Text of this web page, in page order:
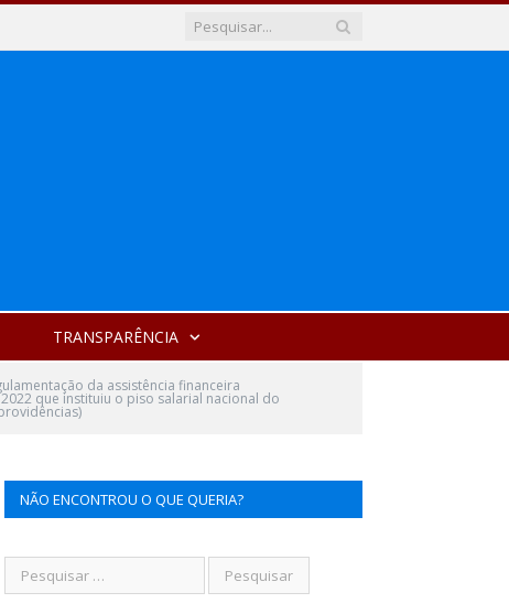
TRANSPARÊNCIA
da assistência financeira
que instituiu o piso salarial nacional do
NÃO ENCONTROU O QUE QUERIA?